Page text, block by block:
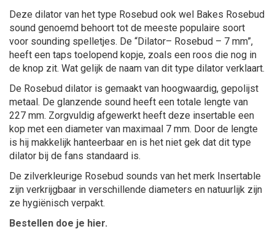
Deze dilator van het type Rosebud ook wel Bakes Rosebud
sound genoemd behoort tot de meeste populaire soort
voor sounding spelletjes. De “Dilator– Rosebud – 7 mm”,
heeft een taps toelopend kopje, zoals een roos die nog in
de knop zit. Wat gelijk de naam van dit type dilator verklaart.
De Rosebud dilator is gemaakt van hoogwaardig, gepolijst
metaal. De glanzende sound heeft een totale lengte van
227 mm. Zorgvuldig afgewerkt heeft deze insertable een
kop met een diameter van maximaal 7 mm. Door de lengte
is hij makkelijk hanteerbaar en is het niet gek dat dit type
dilator bij de fans standaard is.
De zilverkleurige Rosebud sounds van het merk Insertable
zijn verkrijgbaar in verschillende diameters en natuurlijk zijn
ze hygiënisch verpakt.
Bestellen doe je hier.